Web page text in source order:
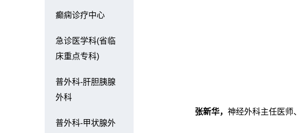
癫痫诊疗中心
急诊医学科(省临
床重点专科)
普外科-肝胆胰腺
外科
普外科-甲状腺外
张新华， 神经外科主任医师